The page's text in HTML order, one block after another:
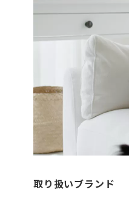
取り扱いブランド